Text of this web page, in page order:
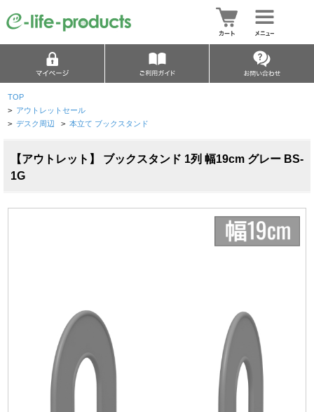
TOP
> アウトレットセール
> デスク周辺 > 本立て ブックスタンド
【アウトレット】 ブックスタンド 1列 幅19cm グレー BS-
1G